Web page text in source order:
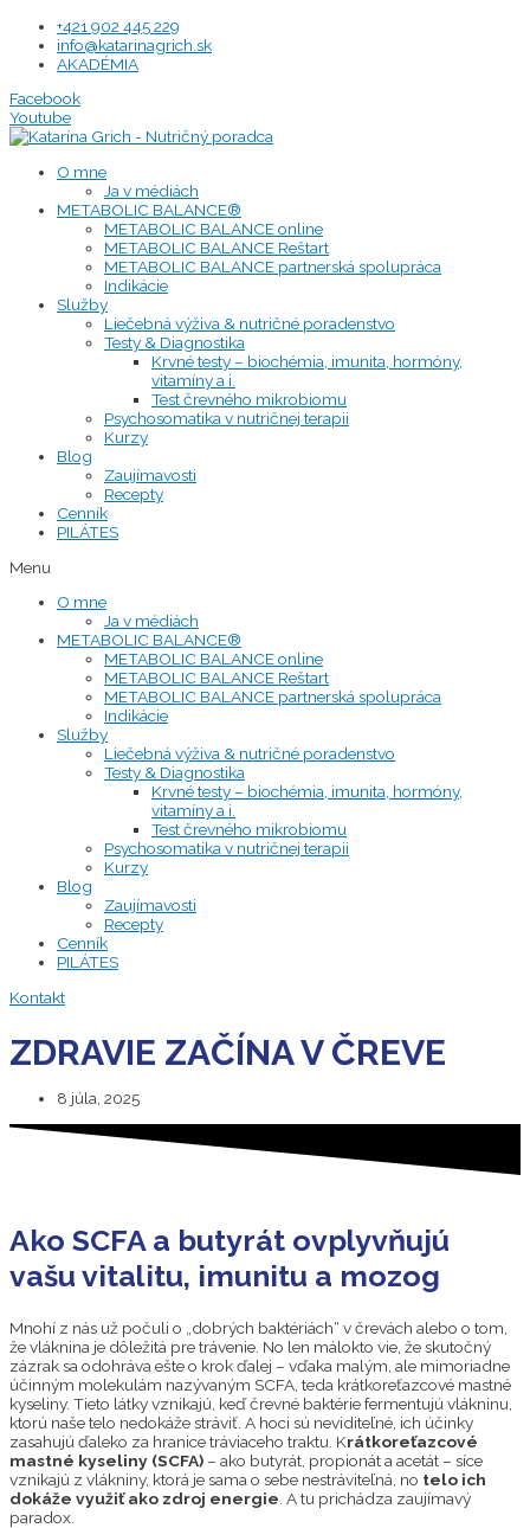
Preskočiť
obsah
+421 902 445 229
info@katarinagrich.sk
AKADÉMIA
Facebook
Youtube
O mne
Ja v médiách
METABOLIC BALANCE®
METABOLIC BALANCE online
METABOLIC BALANCE Reštart
METABOLIC BALANCE partnerská spolupráca
Indikácie
Služby
Liečebná výživa & nutričné poradenstvo
Testy & Diagnostika
Krvné testy – biochémia, imunita, hormóny,
vitamíny a i.
Test črevného mikrobiomu
Psychosomatika v nutričnej terapii
Kurzy
Blog
Zaujímavosti
Recepty
Cenník
PILÁTES
Menu
O mne
Ja v médiách
METABOLIC BALANCE®
METABOLIC BALANCE online
METABOLIC BALANCE Reštart
METABOLIC BALANCE partnerská spolupráca
Indikácie
Služby
Liečebná výživa & nutričné poradenstvo
Testy & Diagnostika
Krvné testy – biochémia, imunita, hormóny,
vitamíny a i.
Test črevného mikrobiomu
Psychosomatika v nutričnej terapii
Kurzy
Blog
Zaujímavosti
Recepty
Cenník
PILÁTES
Kontakt
ZDRAVIE ZAČÍNA V ČREVE
8 júla, 2025
Ako SCFA a butyrát ovplyvňujú
vašu vitalitu, imunitu a mozog
Mnohí z nás už počuli o „dobrých baktériách“ v črevách alebo o tom,
že vláknina je dôležitá pre trávenie. No len málokto vie, že skutočný
zázrak sa odohráva ešte o krok ďalej – vďaka malým, ale mimoriadne
účinným molekulám nazývaným SCFA, teda krátkoreťazcové mastné
kyseliny. Tieto látky vznikajú, keď črevné baktérie fermentujú vlákninu,
ktorú naše telo nedokáže stráviť. A hoci sú neviditeľné, ich účinky
zasahujú ďaleko za hranice tráviaceho traktu. Krátkoreťazcové
mastné kyseliny (SCFA) – ako butyrát, propionát a acetát – síce
vznikajú z vlákniny, ktorá je sama o sebe nestráviteľná, no telo ich
dokáže využiť ako zdroj energie . A tu prichádza zaujímavý
paradox.